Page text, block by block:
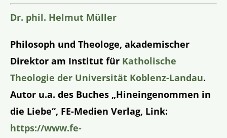
Dr. phil. Helmut Müller
Philosoph und Theologe, akademischer
Direktor am Institut für Katholische
Theologie der Universität Koblenz-Landau.
Autor u.a. des Buches „Hineingenommen in
die Liebe“, FE-Medien Verlag, Link:
https://www.fe-